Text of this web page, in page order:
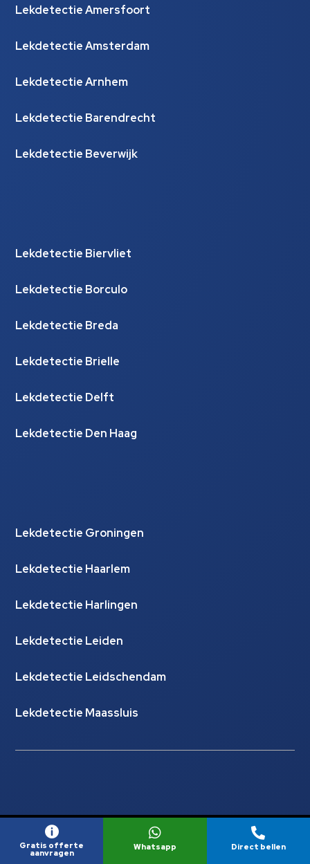
Lekdetectie Amersfoort
Lekdetectie Amsterdam
Lekdetectie Arnhem
Lekdetectie Barendrecht
Lekdetectie Beverwijk
Lekdetectie Biervliet
Lekdetectie Borculo
Lekdetectie Breda
Lekdetectie Brielle
Lekdetectie Delft
Lekdetectie Den Haag
Lekdetectie Groningen
Lekdetectie Haarlem
Lekdetectie Harlingen
Lekdetectie Leiden
Lekdetectie Leidschendam
Lekdetectie Maassluis
© Copyright Lekdetectie Hydrocheck |
Website laten
maken door Flexamedia

Gratis offerte
aanvragen

Whatsapp

Direct bellen